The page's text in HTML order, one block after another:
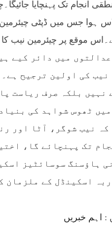
انجام تک پہنچایا
ہوا جس میں ڈپٹی
میں دائر کیے
نیب کی اولین ترجیح
نہیں بلکہ صرف ریاست
ٹھوس شواہد کی
کہ نیب شوگر، آٹا اور
تک پہنچائے گا،
ہاؤسنگ سوسائٹیز
اسکینڈل کے
: اہم خبریں